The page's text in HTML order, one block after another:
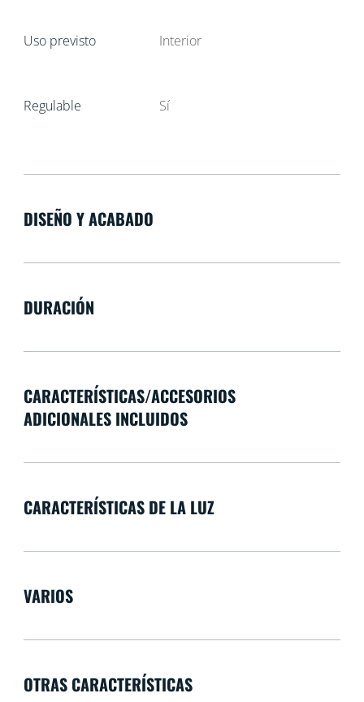
Uso previsto Interior
Regulable Sí
DISEÑO Y ACABADO
DURACIÓN
CARACTERÍSTICAS/ACCESORIOS
ADICIONALES INCLUIDOS
CARACTERÍSTICAS DE LA LUZ
VARIOS
OTRAS CARACTERÍSTICAS